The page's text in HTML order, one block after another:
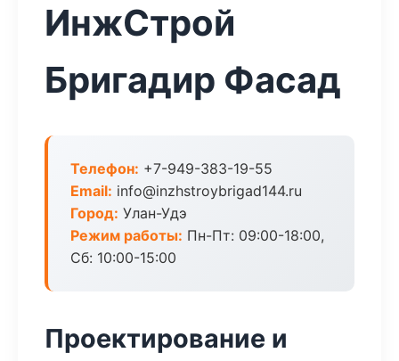
ИнжСтрой
Бригадир Фасад
Телефон: +7-949-383-19-55
Email: info@inzhstroybrigad144.ru
Город: Улан-Удэ
Режим работы: Пн-Пт: 09:00-18:00,
Сб: 10:00-15:00
Проектирование и